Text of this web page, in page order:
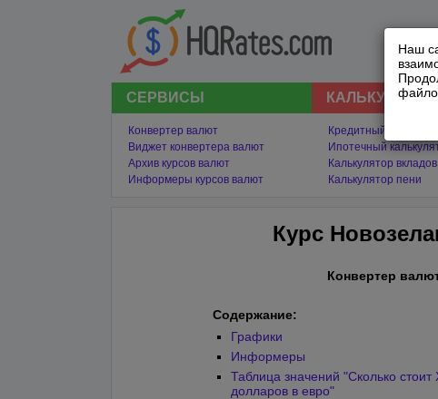
Наш
СЕРВИСЫ
Конвертер валют
Виджет конвертера валют
Архив курсов валют
Информеры курсов валют
Кредитный
Ипотечный
Калькулятор вкладов
Калькулятор пени
Курс
Конвертер
Содержание:
Графики
Информеры
Таблица значений "Сколько стоит
долларов в евро"